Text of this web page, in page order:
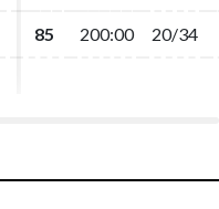
85 200:00 20/34
85 200:00 20/34